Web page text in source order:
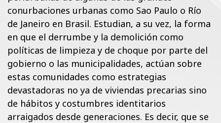
conurbaciones urbanas como Sao Paulo o Río
de Janeiro en Brasil. Estudian, a su vez, la forma
en que el derrumbe y la demolición como
políticas de limpieza y de choque por parte del
gobierno o las municipalidades, actúan sobre
estas comunidades como estrategias
devastadoras no ya de viviendas precarias sino
de hábitos y costumbres identitarios
arraigados desde generaciones. Es decir, que se